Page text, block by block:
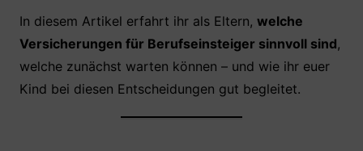
In diesem Artikel erfahrt ihr als Eltern, welche
Versicherungen für Berufseinsteiger sinnvoll sind,
welche zunächst warten können – und wie ihr euer
Kind bei diesen Entscheidungen gut begleitet.